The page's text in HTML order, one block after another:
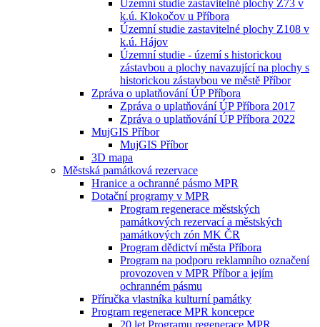
Územní studie zastavitelné plochy Z73 v
k.ú. Klokočov u Příbora
Územní studie zastavitelné plochy Z108 v
k.ú. Hájov
Územní studie - území s historickou
zástavbou a plochy navazující na plochy s
historickou zástavbou ve městě Příbor
Zpráva o uplatňování ÚP Příbora
Zpráva o uplatňování ÚP Příbora 2017
Zpráva o uplatňování ÚP Příbora 2022
MujGIS Příbor
MujGIS Příbor
3D mapa
Městská památková rezervace
Hranice a ochranné pásmo MPR
Dotační programy v MPR
Program regenerace městských
památkových rezervací a městských
památkových zón MK ČR
Program dědictví města Příbora
Program na podporu reklamního označení
provozoven v MPR Příbor a jejím
ochranném pásmu
Příručka vlastníka kulturní památky
Program regenerace MPR koncepce
20 let Programu regenerace MPR